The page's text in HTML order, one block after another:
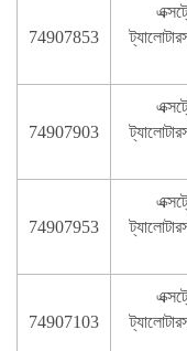
74907853
74907903
74907953
74907103